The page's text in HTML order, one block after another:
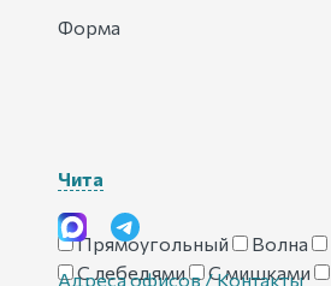
Чита
Адреса офисов / Контакты
Форма
Прямоугольный Волна
С лебедями
С мишками